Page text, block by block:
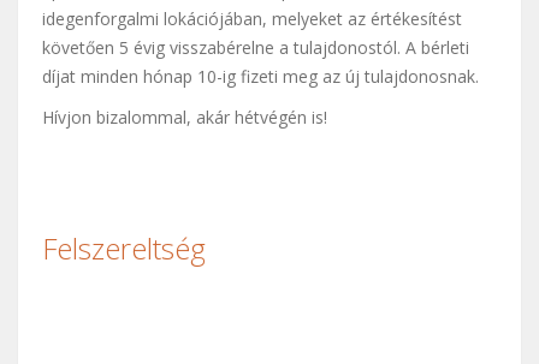
idegenforgalmi lokációjában, melyeket az értékesítést
követően 5 évig visszabérelne a tulajdonostól. A bérleti
díjat minden hónap 10-ig fizeti meg az új tulajdonosnak.
Hívjon bizalommal, akár hétvégén is!
Felszereltség